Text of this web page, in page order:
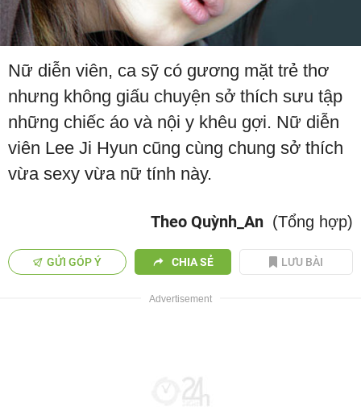
Nữ diễn viên, ca sỹ có gương mặt trẻ thơ
nhưng không giấu chuyện sở thích sưu tập
những chiếc áo và nội y khêu gợi. Nữ diễn
viên Lee Ji Hyun cũng cùng chung sở thích
vừa sexy vừa nữ tính này.
Theo Quỳnh_An (Tổng hợp)
GỬI GÓP Ý CHIA SẺ LƯU BÀI